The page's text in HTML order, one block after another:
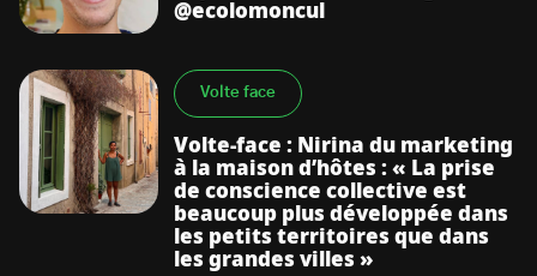
@ecolomoncul
Volte face
Volte-face : Nirina du marketing
à la maison d’hôtes : « La prise
de conscience collective est
beaucoup plus développée dans
les petits territoires que dans
les grandes villes »